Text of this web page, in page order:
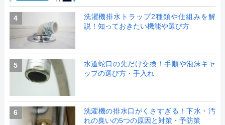
4
洗濯機排水トラップ2種類や仕組みを解
説！知っておきたい機能や選び方
5
水道蛇口の先だけ交換！手順や泡沫キャ
ップの選び方・手入れ
6
洗濯機の排水口がくさすぎる！下水・汚
れの臭いの5つの原因と対策・予防策